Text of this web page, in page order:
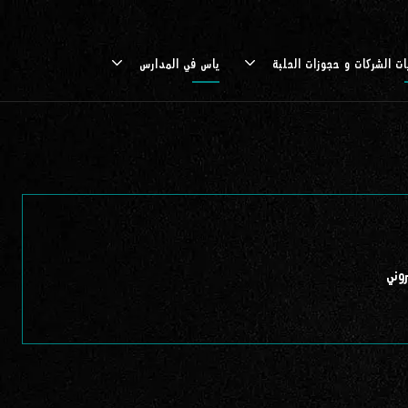
الشركات و حجوزات الحلبة ياس في المدارس